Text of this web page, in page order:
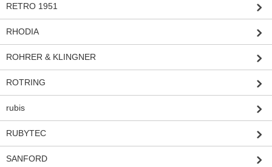
RETRO 1951
RHODIA
ROHRER & KLINGNER
ROTRING
rubis
RUBYTEC
SANFORD